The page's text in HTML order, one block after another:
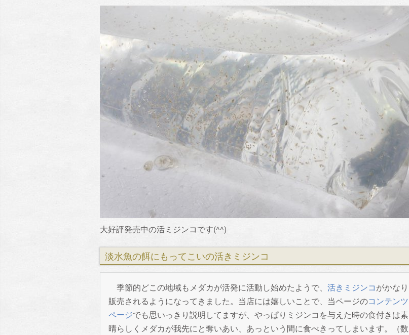
大好評発売中の活ミジンコです(^^)
淡水魚の餌にもってこいの活きミジンコ
季節的どこの地域もメダカが活発に活動し始めたようで、 活きミジンコがかなり
販売されるようになってきました。当店には嬉しいことで、当ページのコンテンツ
ページでも思いっきり説明してますが、やっぱりミジンコを与えた時の食付きは素
晴らしくメダカが我先にと奪いあい、あっという間に食べきってしまいます。（数